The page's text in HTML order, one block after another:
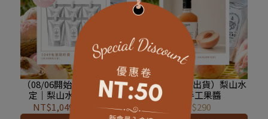
（08/06開始出貨）季節限
定｜梨山水蜜桃優格x6
NT$1,049
NT$1,140
（08/06開始出貨）梨山水
蜜桃手工果醬
NT$290